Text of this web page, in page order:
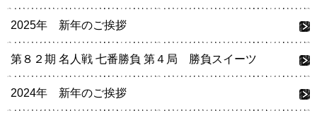
2025年 新年のご挨拶
第８２期 名人戦 七番勝負 第４局 勝負スイーツ
2024年 新年のご挨拶